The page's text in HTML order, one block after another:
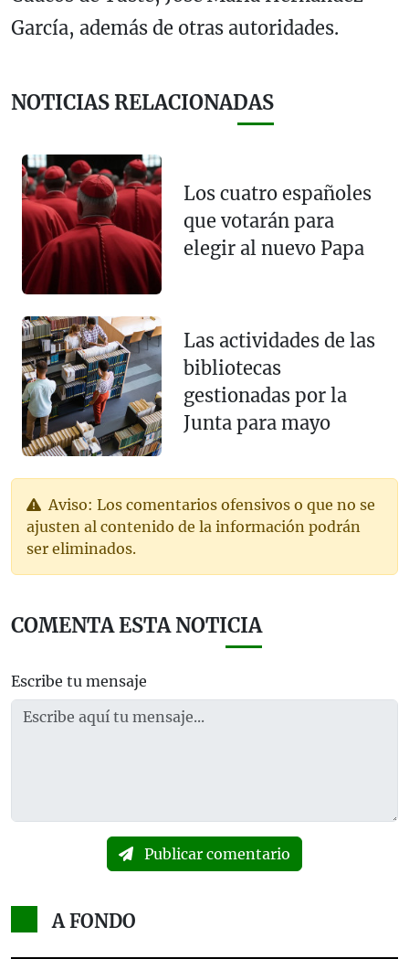
García, además de otras autoridades.
NOTICIAS RELACIONADAS
Los cuatro españoles
que votarán para
elegir al nuevo Papa
Las actividades de las
bibliotecas
gestionadas por la
Junta para mayo
Aviso: Los comentarios ofensivos o que no se
ajusten al contenido de la información podrán
ser eliminados.
COMENTA ESTA NOTICIA
Escribe tu mensaje
Publicar comentario
A FONDO